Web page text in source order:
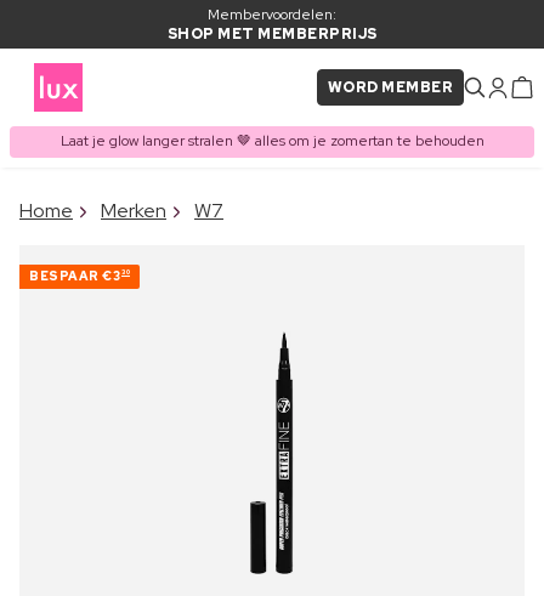
Membervoordelen:
SHOP MET MEMBERPRIJS
WORD MEMBER
Laat je glow langer stralen 🤎 alles om je zomertan te behouden
ITEM TOEGEVOEGD AAN
Home Merken W7
BESPAAR €330